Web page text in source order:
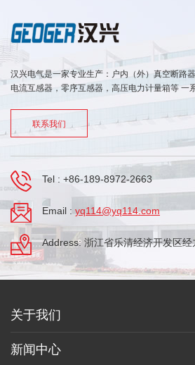
汉兴电气是一家专业生产：户内（外）真空断路
电流互感器，零序互感器，高压电力计量箱等 一
联系我们
Tel : +86-189-8972-2663
Email : yq114@yq114.com
Address: 浙江省乐清经济开发区
关于我们
新闻中心